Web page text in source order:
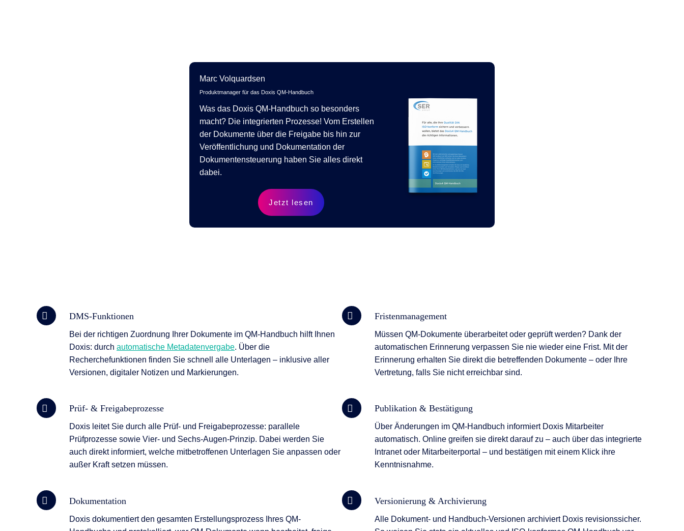
Marc Volquardsen
Produktmanager für das Doxis QM-Handbuch
Was das Doxis QM-Handbuch so besonders
macht? Die integrierten Prozesse! Vom Erstellen
der Dokumente über die Freigabe bis hin zur
Veröffentlichung und Dokumentation der
Dokumentensteuerung haben Sie alles direkt
dabei.
Jetzt lesen
DMS-Funktionen
Bei der richtigen Zuordnung Ihrer Dokumente im QM-Handbuch hilft Ihnen
Doxis: durch automatische Metadatenvergabe. Über die
Recherchefunktionen finden Sie schnell alle Unterlagen – inklusive aller
Versionen, digitaler Notizen und Markierungen.
Fristenmanagement
Müssen QM-Dokumente überarbeitet oder geprüft werden? Dank der
automatischen Erinnerung verpassen Sie nie wieder eine Frist. Mit der
Erinnerung erhalten Sie direkt die betreffenden Dokumente – oder Ihre
Vertretung, falls Sie nicht erreichbar sind.
Prüf- & Freigabeprozesse
Doxis leitet Sie durch alle Prüf- und Freigabeprozesse: parallele
Prüfprozesse sowie Vier- und Sechs-Augen-Prinzip. Dabei werden Sie
auch direkt informiert, welche mit­be­troffenen Unterlagen Sie anpassen oder
außer Kraft setzen müssen.
Publikation & Bestätigung
Über Änderungen im QM-Handbuch informiert Doxis Mitarbeiter
automatisch. Online greifen sie direkt darauf zu – auch über das integrierte
Intranet oder Mitarbeiterportal – und bestätigen mit einem Klick ihre
Kenntnisnahme.
Dokumentation
Doxis dokumentiert den gesamten Erstellungsprozess Ihres QM-
Versionierung & Archivierung
Alle Dokument- und Handbuch-Versionen archiviert Doxis revisionssicher.